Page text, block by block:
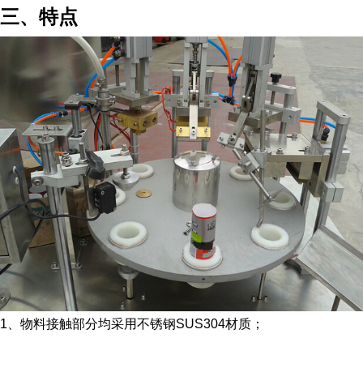
三、特点
1、物料接触部分均采用不锈钢SUS304材质；